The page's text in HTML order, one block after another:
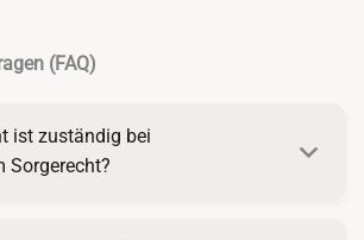
(FAQ)
ist zuständig bei
Sorgerecht?